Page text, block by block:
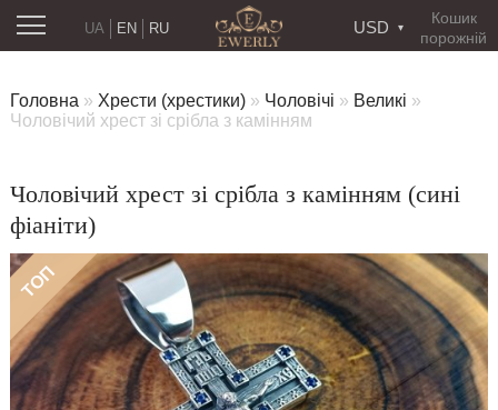
Кошик
порожній
USD
RU
UA EN
Головна » Хрести (хрестики) » Чоловічі » Великі »
Чоловічий хрест зі срібла з камінням
Чоловічий хрест зі срібла з камінням (сині
фіаніти)
ТОП